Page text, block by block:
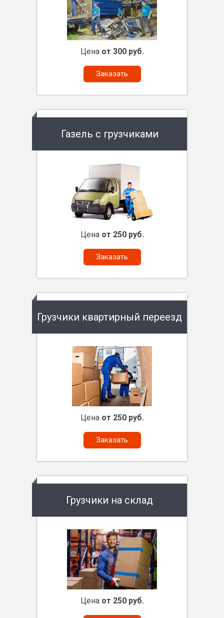
Цена от 300 руб.
Заказать
Газель с грузчиками
Цена от 250 руб.
Заказать
Грузчики квартирный переезд
Цена от 250 руб.
Заказать
Грузчики на склад
Цена от 250 руб.